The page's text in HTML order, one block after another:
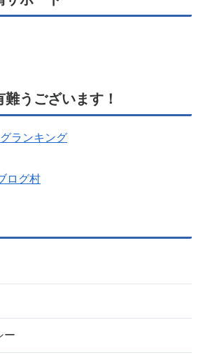
うございます！
ランキング
ログ村
ー